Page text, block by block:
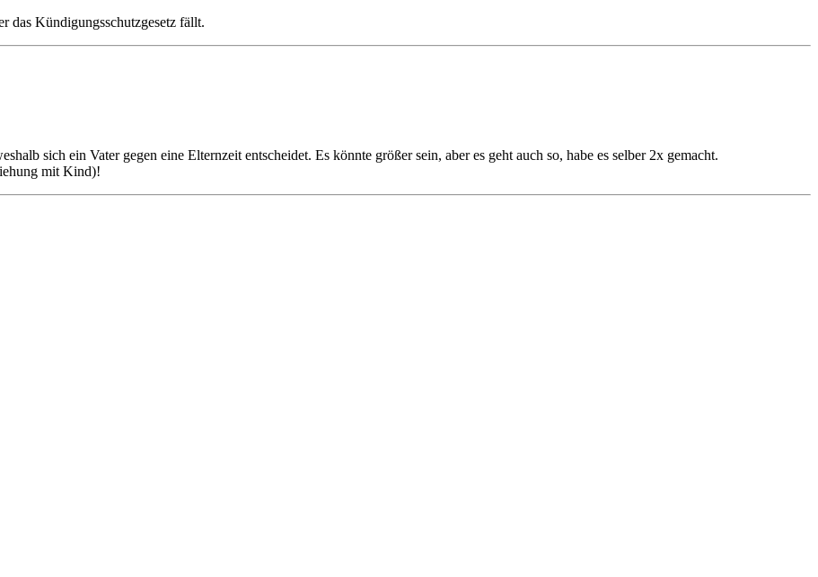
das Kündigungsschutzgesetz fällt.
sich ein Vater gegen eine Elternzeit entscheidet. Es könnte größer sein, aber es geht auch so, habe es selber 2x gemacht.
mit Kind)!